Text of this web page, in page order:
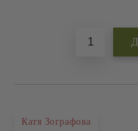
Катя Зографова